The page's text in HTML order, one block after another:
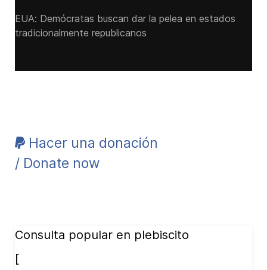
EUA: Demócratas buscan dar la pelea en estados
tradicionalmente republicanos
Hacer una donación
/ Donate now
Consulta popular en plebiscito
[